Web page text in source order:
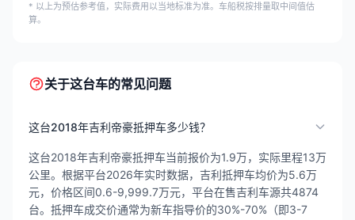
* 以上为预估参考值，实际费用以当地标准为准。车船税按排量取中间值估
算。
关于这台车的常见问题
这台2018年吉利帝豪抵押车多少钱？
这台2018年吉利帝豪抵押车当前报价为1.9万，实际里程13万
公里。根据平台2026年实时数据，吉利抵押车均价为5.6万
元，价格区间0.6-9,999.7万元，平台在售吉利车源共4874
台。抵押车成交价通常为新车指导价的30%-70%（即3-7